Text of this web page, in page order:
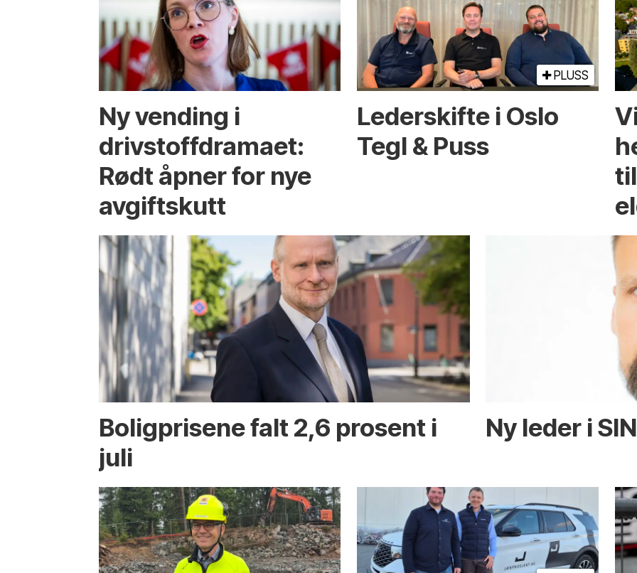
Ny vending i
drivstoffdramaet:
Rødt åpner for nye
avgiftskutt
PLUSS
Lederskifte i Oslo
Tegl & Puss
Boligprisene falt 2,6 prosent i
juli
Ny leder i